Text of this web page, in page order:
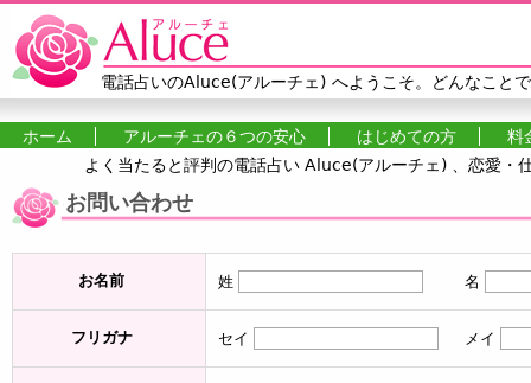
Jump to navigation
電話占いのAluce(アルーチェ) へようこそ。どんなこと
メインメニュー
ホーム アルーチェの６つの安心 はじめての方
料
よく当たると評判の電話占い Aluce(アルーチェ) 、恋愛・
お問い合わせ
お名前 姓
姓 名
名
フリガナ セイ
セイ メイ
メイ